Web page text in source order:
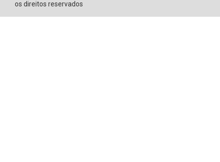
Gabinete do Prefeito
Controladoria Geral do Município